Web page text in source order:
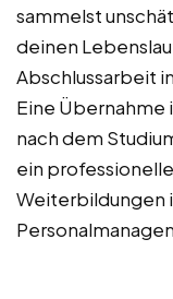
sammelst
deinen
Abschlussarbeit
Eine
nach dem
ein
Weiterbildungen